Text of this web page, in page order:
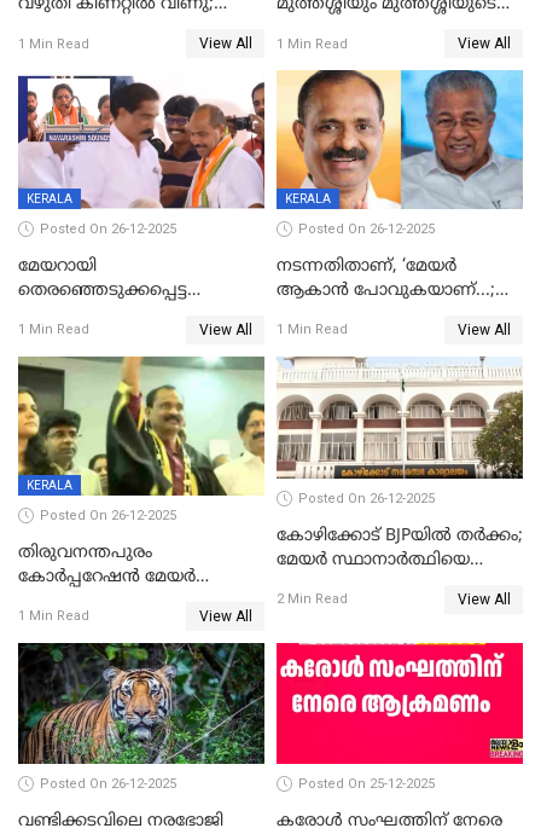
വഴുതി കിണറ്റിൽ വീണു;
ദാരുണാന്ത്യം
1 Min Read View All
മുത്തശ്ശിയും മുത്തശ്ശിയുടെ
മരിച്ചനിലയിൽ
1 Min Read View All
KERALA
Posted On 26-12-2025
മേയറായി
തെരഞ്ഞെടുക്കപ്പെട്ട
ആദ്യ വോട്ട് അസാധു; കണ്ണൂർ
ഡെപ്യൂട്ടി മേയർ സ്ഥാനത്ത്
താഹിറിന് വിജയം
1 Min Read View All
KERALA
Posted On 26-12-2025
നടന്നതിതാണ്, ‘മേയർ
ആകാൻ പോവുകയാണ്...;
മുഖ്യമന്ത്രിയുടെ ഓഫീസ്
തന്നെ വിശദീകരിയ്ക്കുന്നു;
സത്യമിതാണ്
1 Min Read View All
KERALA
Posted On 26-12-2025
തിരുവനന്തപുരം
കോര്‍പ്പറേഷന്‍ മേയര്‍
ഹൈക്കോടതിയിലേക്ക്;
സത്യപ്രതിജ്ഞ ചടങ്ങില്‍
ചട്ടലംഘനമെന്ന് പാർട്ടി
1 Min Read View All
Posted On 26-12-2025
കോഴിക്കോട് BJPയിൽ തർക്കം;
മേയർ സ്ഥാനാർത്ഥിയെ
2 Min Read View All
Posted On 26-12-2025
വണ്ടിക്കടവിലെ നരഭോജി
Posted On 25-12-2025
കരോള്‍ സംഘത്തിന് നേരെ